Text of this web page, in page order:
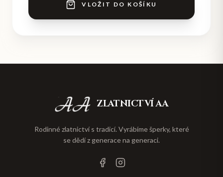
VLOŽIT DO KOŠÍKU
ZLATNICTVÍ AA
Rodinné zlatnictví s tradicí. Vyrábíme šperky, které
se dědí z generace na generaci.